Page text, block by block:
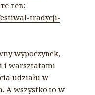
гев:
iwal-tradycji-
wypoczynek,
i warsztatami
udziału w
A wszystko to w